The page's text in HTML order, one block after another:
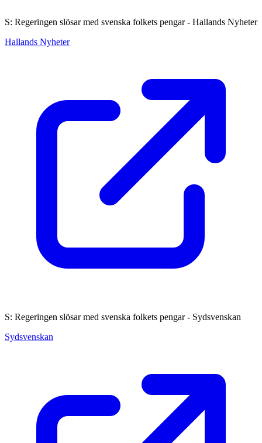
S: Regeringen slösar med svenska folkets pengar - Hallands Nyheter
Hallands Nyheter
S: Regeringen slösar med svenska folkets pengar - Sydsvenskan
Sydsvenskan